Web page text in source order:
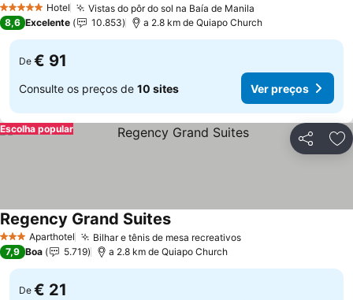
5 Estrelas Hotel Vistas do pôr do sol na Baía de Manila
8,6 Excelente 10.853 a 2.8 km de Quiapo Church
De € 91
Consulte os preços de 10 sites Ver preços
Partilhar
Escolha popular
3 EstrelasAparthotel Bilhar e tênis de mesa recreativos
Regency Grand Suites
7,9 Boa 5.719 a 2.8 km de Quiapo Church
De € 21